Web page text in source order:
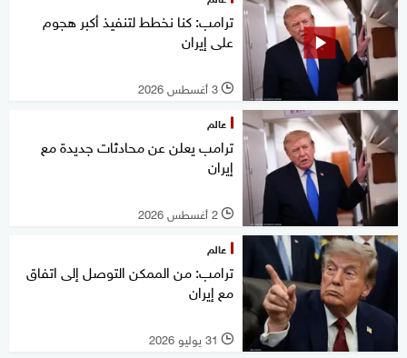
ترامب: كنا نخطط لتنفيذ أكبر هجوم
على إيران
l 3 أغسطس 2026
عالم
ترامب يعلن عن محادثات جديدة مع
إيران
l 2 أغسطس 2026
عالم
ترامب: من الممكن التوصل إلى اتفاق
مع إيران
l 31 يوليو 2026